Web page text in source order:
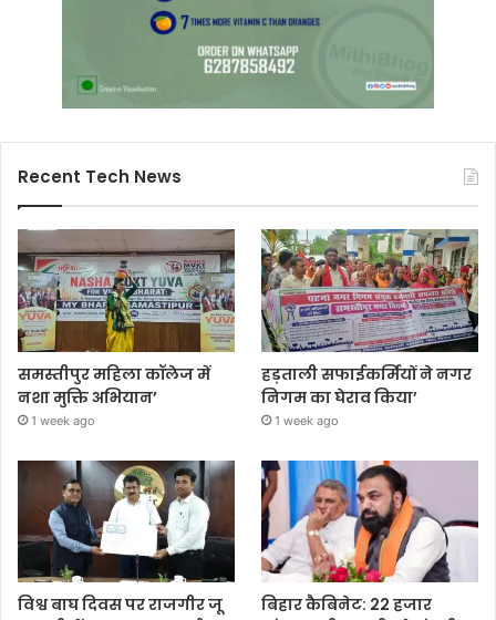
Recent Tech News
समस्तीपुर महिला कॉलेज में
नशा मुक्ति अभियान’
1 week ago
हड़ताली सफाईकर्मियों ने नगर
निगम का घेराव किया’
1 week ago
विश्व बाघ दिवस पर राजगीर जू
बिहार कैबिनेट: 22 हजार